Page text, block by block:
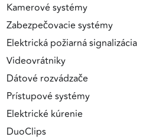
Kamerové systémy
Zabezpečovacie systémy
Elektrická požiarná signalizácia
Videovrátniky
Dátové rozvádzače
Prístupové systémy
Elektrické kúrenie
DuoClips